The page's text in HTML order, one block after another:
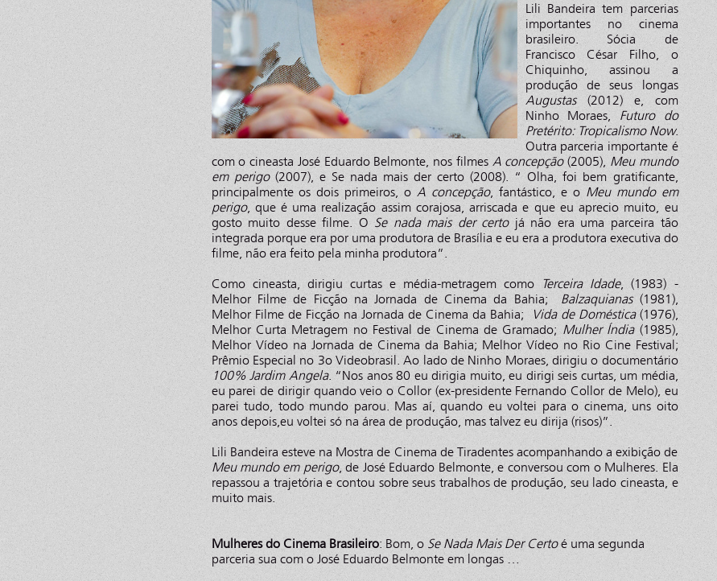
Lili Bandeira tem parcerias
importantes no cinema
brasileiro. Sócia de
Francisco César Filho, o
Chiquinho, assinou a
produção de seus longas
Augustas(2012) e, com
Ninho Moraes, Futuro do
Pretérito: Tropicalismo Now.
Outra parceria importante é
com o cineasta José Eduardo Belmonte, nos filmes A concepção(2005), Meu mundo
em perigo(2007), e Se nada mais der certo (2008). “ Olha, foi bem gratificante,
principalmente os dois primeiros, oA concepção, fantástico, e o Meu mundo em
perigo, que é uma realização assim corajosa, arriscada e que eu aprecio muito, eu
gosto muito desse filme. O Se nada mais der certojá não era uma parceira tão
integrada porque era por uma produtora de Brasília e eu era a produtora executiva do
filme, não era feito pela minha produtora”.
Como cineasta, dirigiu curtas e média-metragem como Terceira Idade, (1983) -
Melhor Filme de Ficção na Jornada de Cinema da Bahia;Balzaquianas(1981),
Melhor Filme de Ficção na Jornada de Cinema da Bahia;Vida de Doméstica(1976),
Melhor Curta Metragem no Festival de Cinema de Gramado; Mulher Índia(1985),
Melhor Vídeo na Jornada de Cinema da Bahia; Melhor Vídeo no Rio Cine Festival;
Prêmio Especial no 3o Videobrasil. Ao lado de Ninho Moraes, dirigiu o documentário
100% Jardim Angela. “Nos anos 80 eu dirigia muito, eu dirigi seis curtas, um média,
eu parei de dirigir quando veio o Collor (ex-presidente Fernando Collor de Melo), eu
parei tudo, todo mundo parou. Mas aí, quando eu voltei para o cinema, uns oito
anos depois,eu voltei só na área de produção, mas talvez eu dirija (risos)”.
Lili Bandeira esteve na Mostra de Cinema de Tiradentes acompanhando a exibição de
Meu mundo em perigo, de José Eduardo Belmonte, e conversou com o Mulheres. Ela
repassou a trajetória e contou sobre seus trabalhos de produção, seu lado cineasta, e
muito mais.
Mulheres do Cinema Brasileiro: Bom, o Se Nada Mais Der Certoé uma segunda
parceria sua com o José Eduardo Belmonte em longas …